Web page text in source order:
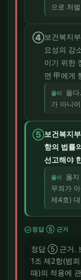
으로 처
④보건복지
요성의 감
이기 위한
면 甲에게
풀이
옳
가 아니
⑤보건복지
항의 법률
선고해야
풀이
옳
무죄가
제4호)
check_circle정답 ⑤ 근거
정답 ⑤ 근거.
1조 제2항(범
때)의 적용에